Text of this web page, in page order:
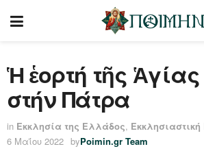
Ἡ ἑορτή τῆς Ἁγίας
στήν Πάτρα
in Εκκλησία της Ελλάδος,
6 Μαΐου 2022 byPoimin.gr Team